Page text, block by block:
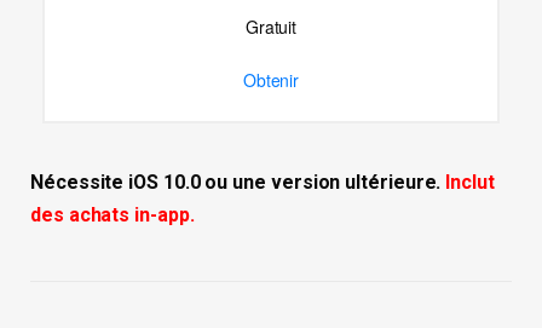
Gratuit
Obtenir
Nécessite iOS 10.0 ou une version ultérieure. Inclut
des achats in-app.